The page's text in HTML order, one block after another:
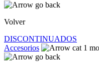
Volver
DISCONTINUADOS
Accesorios